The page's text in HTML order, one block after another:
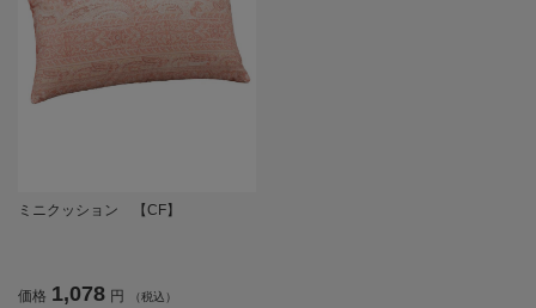
ミニクッション 【CF】
価格 1,078 円 （税込）